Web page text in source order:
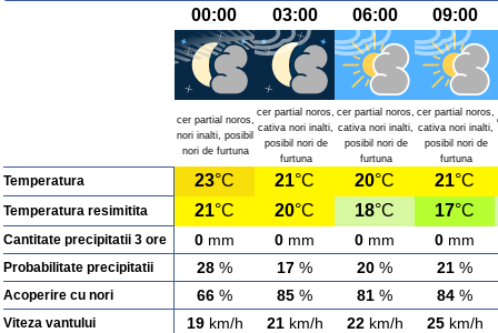
00:00 03:00 06:00 09:00
cer partial noros,
nori inalti, posibil
nori de furtuna
cer partial noros,
cativa nori inalti,
posibil nori de
furtuna
cer partial noros,
cativa nori inalti,
posibil nori de
furtuna
cer partial noros,
cativa nori inalti,
posibil nori de
furtuna
Temperatura 23°C 21°C 20°C 21°C
Temperatura resimitita 21°C 20°C 18°C 17°C
Cantitate precipitatii 3 ore 0 mm 0 mm 0 mm 0 mm
Probabilitate precipitatii 28 % 17 % 20 % 21 %
Acoperire cu nori 66 % 85 % 81 % 84 %
Viteza vantului 19km/h 21km/h 22km/h 25km/h